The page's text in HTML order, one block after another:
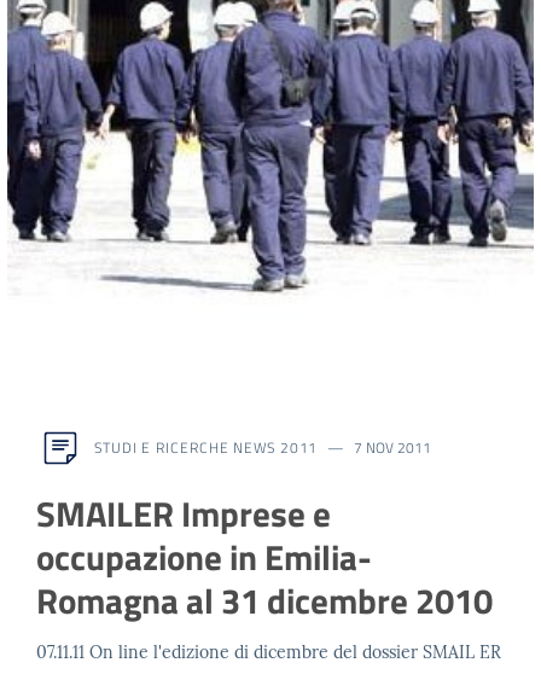
STUDI E RICERCHE NEWS 2011 7 NOV 2011
SMAILER Imprese e
occupazione in Emilia-
Romagna al 31 dicembre 2010
07.11.11 On line l'edizione di dicembre del dossier SMAIL ER